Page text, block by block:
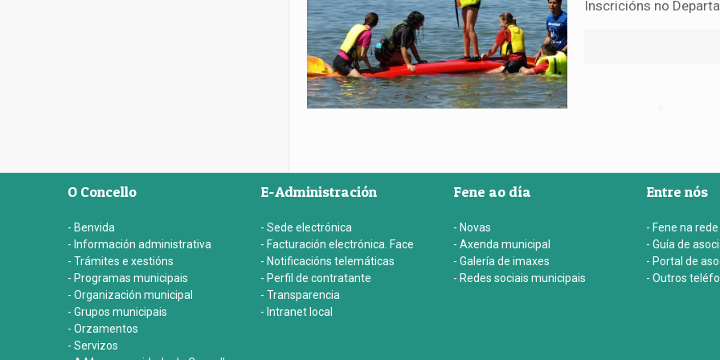
Inscricións no
O Concello
- Benvida
- Información administrativa
- Trámites e xestións
- Programas municipais
- Organización municipal
- Grupos municipais
- Orzamentos
- Servizos
E-Administración
- Sede electrónica
- Facturación electrónica. Face
- Notificacións telemáticas
- Perfil de contratante
- Transparencia
- Intranet local
Fene ao día
- Novas
- Axenda municipal
- Galería de imaxes
- Redes sociais municipais
Entre nós
- Fene na rede
- Guía de
- Portal de
- Outros